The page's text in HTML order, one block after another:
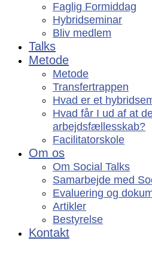
Faglig Formiddag
Hybridseminar
Bliv medlem
Talks
Metode
Metode
Transfertrappen
Hvad er et
Hvad får I ud af at
arbejdsfællesskab?
Facilitatorskole
Om os
Om Social Talks
Samarbejde med
Evaluering og
Artikler
Bestyrelse
Kontakt